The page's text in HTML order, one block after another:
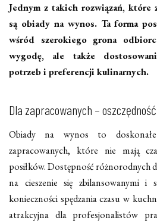
Jednym z takich rozwiązań, które
są obiady na wynos. Ta forma
wśród szerokiego grona
wygodę, ale także
potrzeb i preferencji kulinarnych.
Dla zapracowanych –
Obiady na wynos to
zapracowanych, które nie mają
posiłków. Dostępność różnorodnych
na cieszenie się zbilansowanymi i
konieczności spędzania czasu w
atrakcyjna dla profesjonalistów